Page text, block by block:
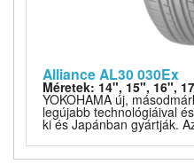
Alliance AL30 030Ex
Méretek: 14", 15", 16",
YOKOHAMA új,
legújabb technológiáival
ki és Japánban gyártják.